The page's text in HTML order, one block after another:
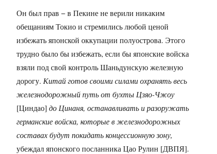
Он был прав − в Пекине не верили никаким
обещаниям Токио и стремились любой ценой
избежать японской оккупации полуострова. Этого
трудно было бы избежать, если бы японские войска
взяли под свой контроль Шаньдунскую железную
дорогу. Китай готов своими силами охранять весь
железнодорожный путь от бухты Цзяо-Чжоу
[Циндао]до Цинаня, останавливать и разоружать
германские войска, которые в железнодорожных
составах будут покидать концессионную зону,
убеждал японского посланника Цао Рулин [ДВПЯ].